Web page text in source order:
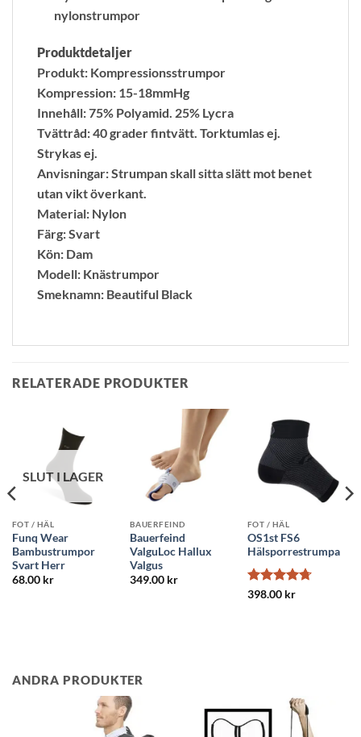
nylonstrumpor
Produktdetaljer
Produkt: Kompressionsstrumpor
Kompression: 15-18mmHg
Innehåll: 75% Polyamid. 25% Lycra
Tvättråd: 40 grader fintvätt. Torktumlas ej.
Strykas ej.
Anvisningar: Strumpan skall sitta slätt mot benet
utan vikt överkant.
Material: Nylon
Färg: Svart
Kön: Dam
Modell: Knästrumpor
Smeknamn: Beautiful Black
RELATERADE PRODUKTER
SLUT I LAGER
FOT / HÄL
Funq Wear
Bambustrumpor
Svart Herr
68.00 kr
BAUERFEIND
Bauerfeind
ValguLoc Hallux
Valgus
349.00 kr
FOT / HÄL
OS1st FS6
Hälsporrestrumpa
Betygsatt
398.00 kr
ANDRA PRODUKTER